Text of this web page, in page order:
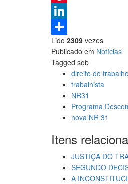
Pinterest
LinkedIn
Share
Lido 2309 vezes
Publicado em Notícias
Tagged sob
direito do trabalho
trabalhista
NR31
Programa
nova NR 31
Itens
JUSTIÇA DO
SEGUNDO
A